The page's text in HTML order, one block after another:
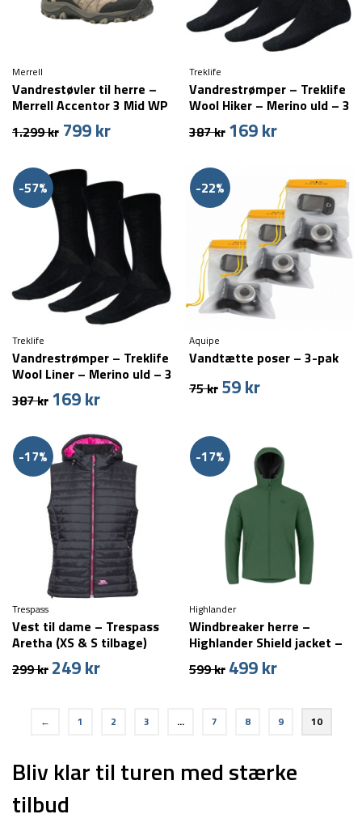
Merrell
Vandrestøvler til herre –
Merrell Accentor 3 Mid WP
1.299kr Den
pris
799krDen
er:
799 kr.
Treklife
Vandrestrømper – Treklife
Wool Hiker – Merino uld – 3
387kr Den
var:
387 kr.
169krDen
er:
169 kr.
-57%
Treklife
Vandrestrømper – Treklife
Wool Liner – Merino uld – 3
387kr Den
pris
var:
387 kr.
169krDen
pris
er:
169 kr.
-22%
Aquipe
Vandtætte poser – 3-pak
75kr Den
var:
75 kr.
59krDen
59 kr.
-17%
Trespass
Vest til dame – Trespass
Aretha (XS & S tilbage)
299kr Den
249krDen
er:
-17%
Highlander
Windbreaker herre –
Highlander Shield jacket –
Grøn (XS & S tilbage)
599kr Den
var:
499krDen
er:
499 kr.
← 1 2 3 … 7 8 9 10
Bliv klar til turen med stærke
tilbud